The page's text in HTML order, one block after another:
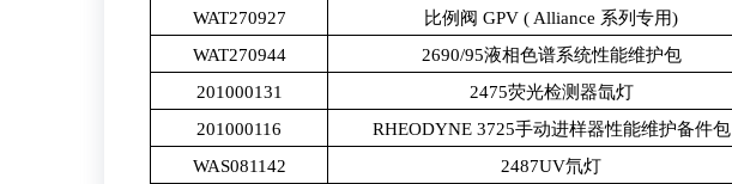
WAT270927
比例阀 GPV ( Alliance 系列专用)
WAT270944
2690/95液相色谱系统性能维护包
201000131
2475荧光检测器氙灯
201000116
RHEODYNE 3725手动进样器性能维护备件包
WAS081142
2487UV氘灯